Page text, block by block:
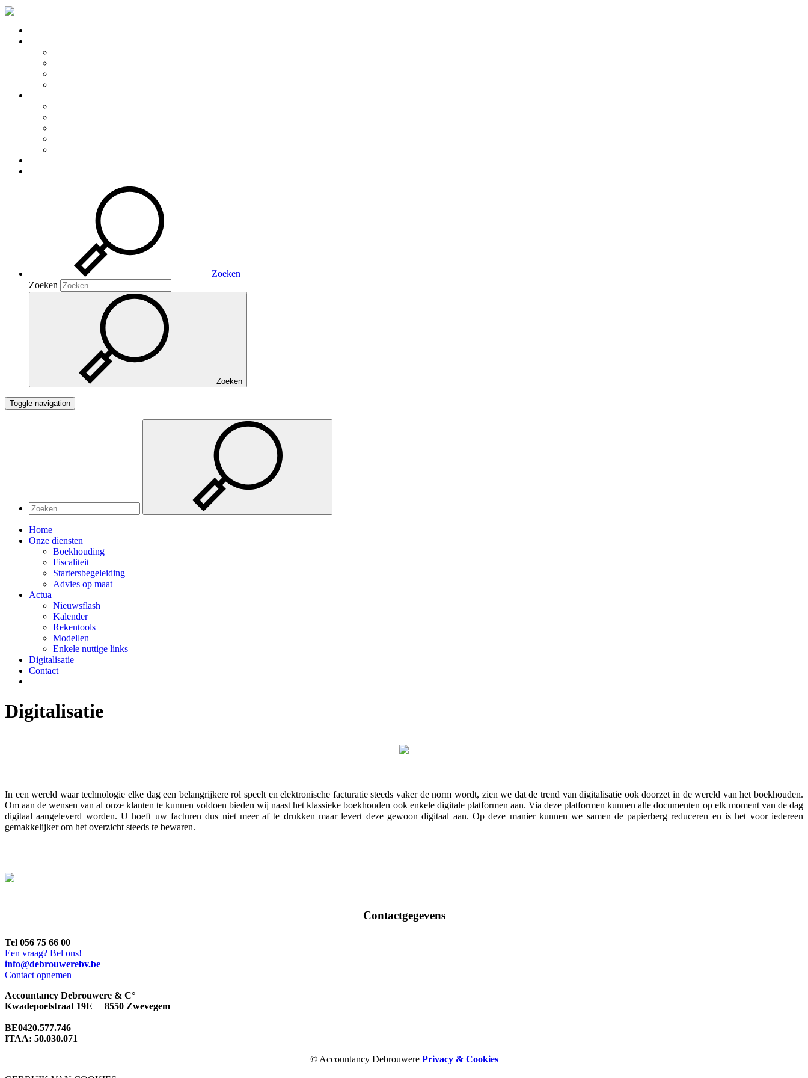
Zoeken
Zoeken
Zoeken
Toggle navigation
Home
Onze diensten
Boekhouding
Fiscaliteit
Startersbegeleiding
Advies op maat
Actua
Nieuwsflash
Kalender
Rekentools
Modellen
Enkele nuttige links
Digitalisatie
Contact
Digitalisatie
In een wereld waar technologie elke dag een belangrijkere rol speelt en elektronische facturatie steeds vaker de norm wordt, zien we dat de trend van digitalisatie ook doorzet in de wereld van het boekhouden.
Om aan de wensen van al onze klanten te kunnen voldoen bieden wij naast het klassieke boekhouden ook enkele digitale platformen aan. Via deze platformen kunnen alle documenten op elk moment van de dag
digitaal aangeleverd worden. U hoeft uw facturen dus niet meer af te drukken maar levert deze gewoon digitaal aan. Op deze manier kunnen we samen de papierberg reduceren en is het voor iedereen
gemakkelijker om het overzicht steeds te bewaren.
Contactgegevens
Tel 056 75 66 00
Een vraag? Bel ons!
info@debrouwerebv.be
Contact opnemen
Accountancy Debrouwere & C°
Kwadepoelstraat 19E 8550 Zwevegem
BE0420.577.746
ITAA: 50.030.071
© Accountancy Debrouwere Privacy & Cookies